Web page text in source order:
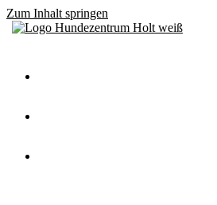
Zum Inhalt springen